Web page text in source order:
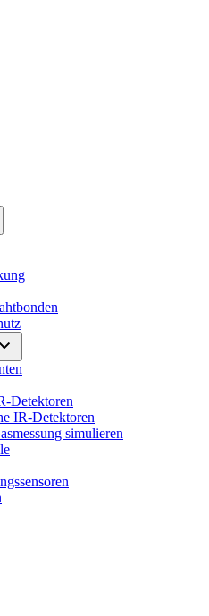
Detektoren
IR-Detektoren
simulieren